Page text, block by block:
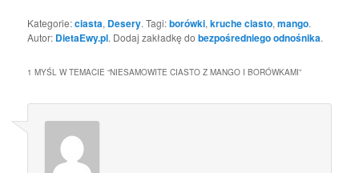
Kategorie:ciasta, Desery. Tagi:borówki,kruche ciasto,mango.
Autor: DietaEwy.pl. Dodaj zakładkę dobezpośredniego odnośnika.
1 MYŚL W TEMACIE “NIESAMOWITE CIASTO Z MANGO I BORÓWKAMI”